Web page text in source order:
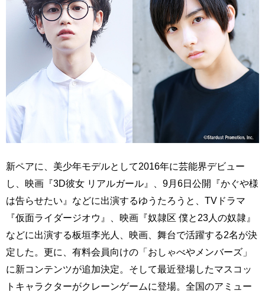
新ペアに、美少年モデルとして2016年に芸能界デビュー
し、映画『3D彼女 リアルガール』、9月6日公開『かぐや様
は告らせたい』などに出演するゆうたろうと、TVドラマ
『仮面ライダージオウ』、映画『奴隷区 僕と23人の奴隷』
などに出演する板垣李光人、映画、舞台で活躍する2名が決
定した。更に、有料会員向けの「おしゃべやメンバーズ」
に新コンテンツが追加決定。そして最近登場したマスコッ
トキャラクターがクレーンゲームに登場。全国のアミュー